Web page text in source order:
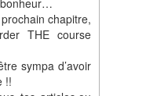
chapitre,
THE course
sympa d’avoir
!!